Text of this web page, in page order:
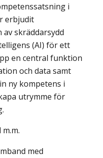
i
erbjudit
skräddarsydd
(AI) för ett
en central funktion
och data samt
ny kompetens i
utrymme för
med